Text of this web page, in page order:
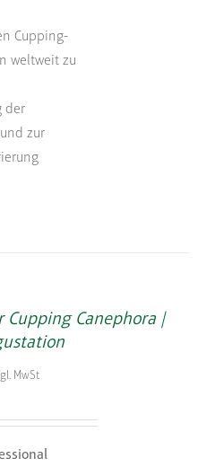
Cupping-
weltweit zu
der
zur
Cupping Canephora |
MwSt